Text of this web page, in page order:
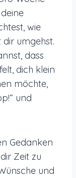
wie
umgehst.
dass
dich klein
möchte,
und
Gedanken
Zeit zu
und